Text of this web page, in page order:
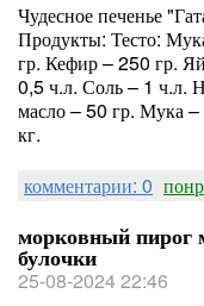
Чудесное печенье
Продукты: Тесто:
гр. Кефир – 250 гр.
0,5 ч.л. Соль – 1 ч.л.
масло – 50 гр. Мука
кг.
комментарии: 0
морковный пирог
булочки
25-08-2024 22:46